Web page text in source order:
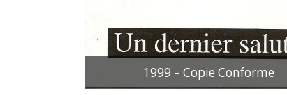
1999 – Copie Conforme